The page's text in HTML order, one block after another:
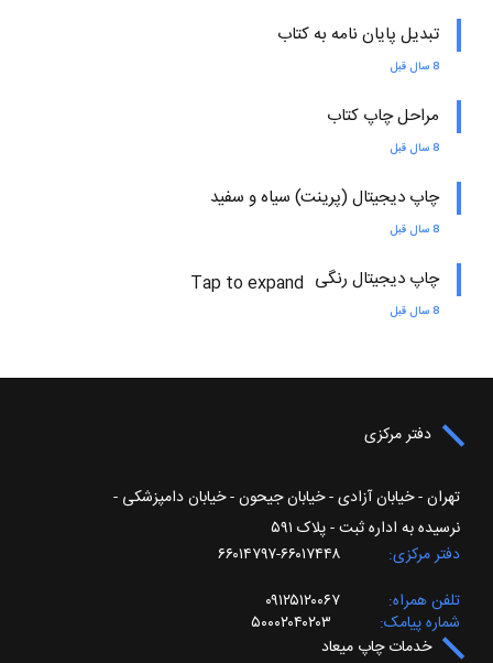
Tap to expand
تبدیل پایان نامه به کتاب
8 سال قبل
مراحل چاپ کتاب
8 سال قبل
چاپ دیجیتال (پرینت) سیاه و سفید
8 سال قبل
چاپ دیجیتال رنگی
8 سال قبل
دفتر مرکزی
تهران - خیابان آزادی - خیابان جیحون - خیابان دامپزشکی -
نرسیده به اداره ثبت - پلاک ۵۹۱
دفتر مرکزی
۶۶۰۱۷۴۴۸-۶۶۰۱۴۷۹۷
تلفن همراه
۰۹۱۲۵۱۲۰۰۶۷
شماره پیامک
۵۰۰۰۲۰۴۰۲۰۳
خدمات چاپ میعاد